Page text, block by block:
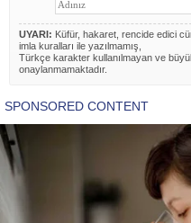
UYARI: Küfür, hakaret, rencide edici
imla kuralları ile yazılmamış,
Türkçe karakter kullanılmayan ve
onaylanmamaktadır.